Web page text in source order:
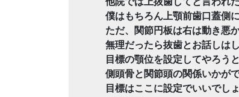
僕はもちろん上顎前歯口蓋側
ただ、関節円板は右は動き悪
無理だったら抜歯とお話しは
目標の顎位を設定してやろう
側頭骨と関節頭の関係いかが
目標はここに設定でいいでし